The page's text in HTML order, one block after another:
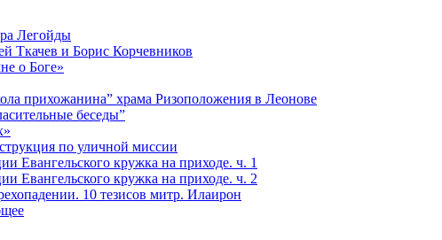
Легойды
Ткачев и Борис Корчевников
о Боге»
прихожанина” храма Ризоположения в Леонове
беседы”
по уличной миссии
Евангельского кружка на приходе. ч. 1
Евангельского кружка на приходе. ч. 2
10 тезисов митр. Илаирон